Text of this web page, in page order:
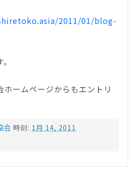
2011/01/blog-
ームページからもエントリ
会 時刻: 1月 14, 2011